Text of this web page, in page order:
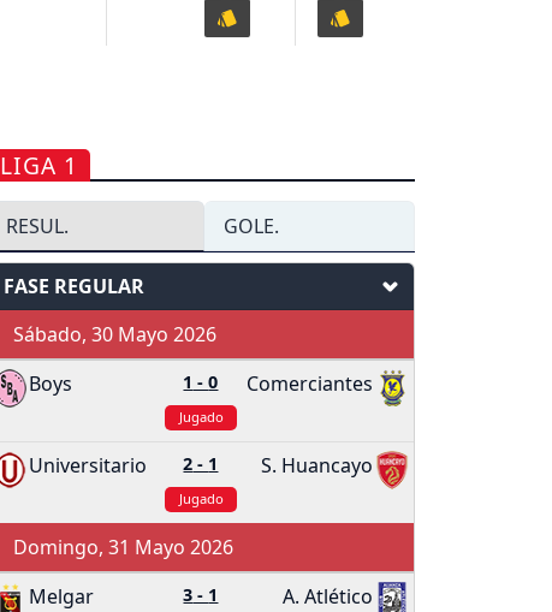
LIGA 1
RESUL. GOLE.
FASE REGULAR
Sábado, 30 Mayo 2026
Boys
1 -0 Comerciantes
Jugado
Universitario 2 - 1 S. Huancayo
Jugado
Domingo, 31 Mayo 2026
Melgar
3 - 1 A. Atlético